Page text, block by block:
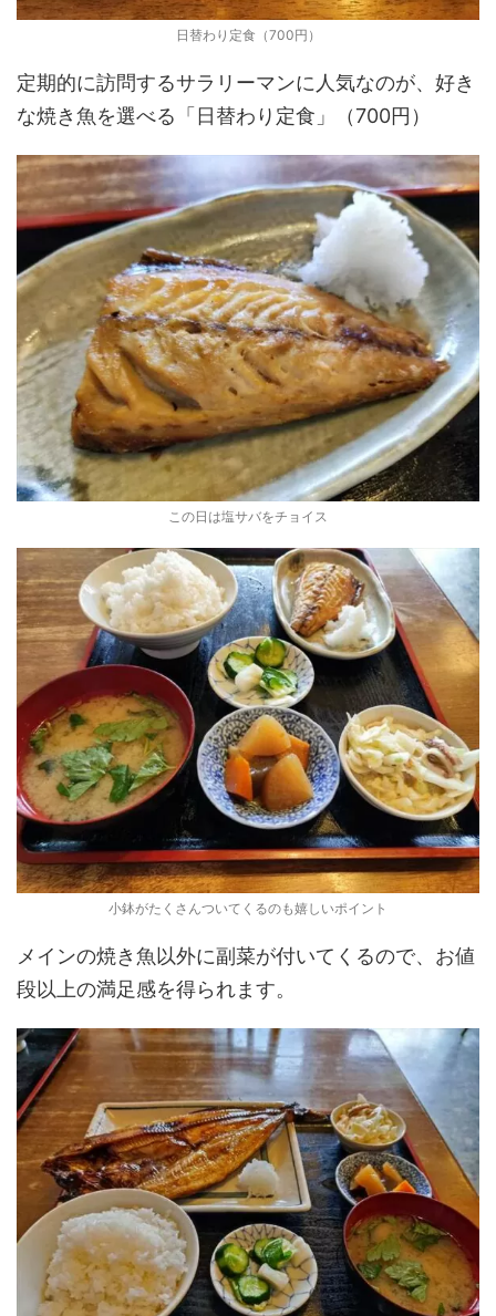
日替わり定食（700円）
定期的に訪問するサラリーマンに人気なのが、好き
な焼き魚を選べる「日替わり定食」（700円）
この日は塩サバをチョイス
小鉢がたくさんついてくるのも嬉しいポイント
メインの焼き魚以外に副菜が付いてくるので、お値
段以上の満足感を得られます。